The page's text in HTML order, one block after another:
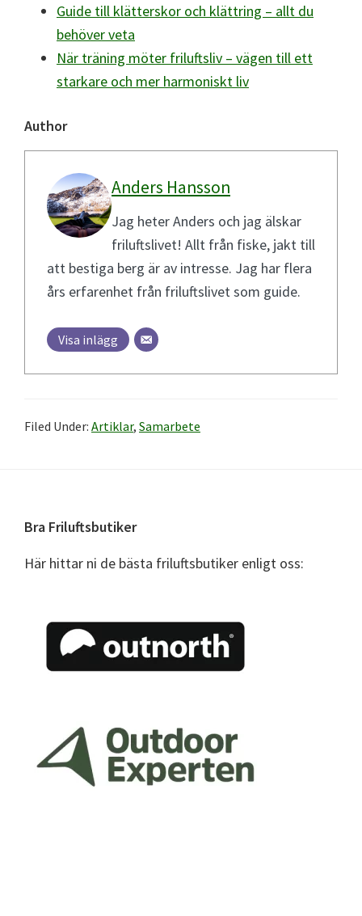
Guide till klätterskor och klättring – allt du
behöver veta
När träning möter friluftsliv – vägen till ett
starkare och mer harmoniskt liv
Author
Anders Hansson
Jag heter Anders och jag älskar
friluftslivet! Allt från fiske, jakt till
att bestiga berg är av intresse. Jag har flera
års erfarenhet från friluftslivet som guide.
Visa inlägg
Filed Under: Artiklar, Samarbete
Footer
Bra Friluftsbutiker
Här hittar ni de bästa friluftsbutiker enligt oss: